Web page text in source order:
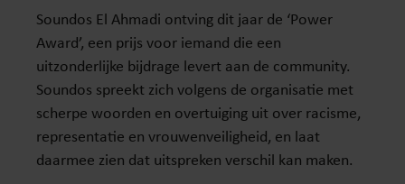
Soundos El Ahmadi ontving dit jaar de ‘Power
Award’, een prijs voor iemand die een
uitzonderlijke bijdrage levert aan de community.
Soundos spreekt zich volgens de organisatie met
scherpe woorden en overtuiging uit over racisme,
representatie en vrouwenveiligheid, en laat
daarmee zien dat uitspreken verschil kan maken.